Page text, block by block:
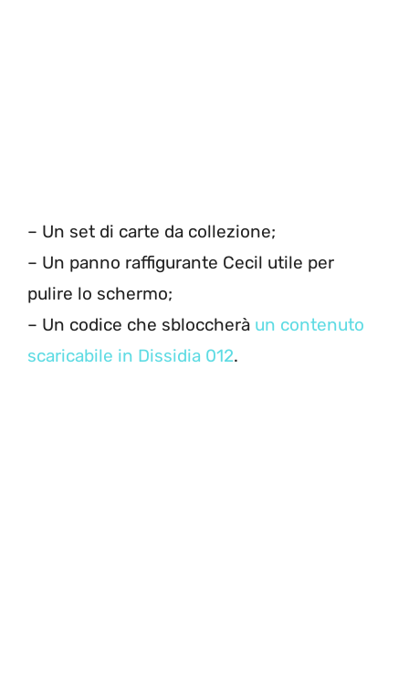
– Un set di carte da collezione;
– Un panno raffigurante Cecil utile per
pulire lo schermo;
– Un codice che sbloccherà un contenuto
scaricabile in Dissidia 012.